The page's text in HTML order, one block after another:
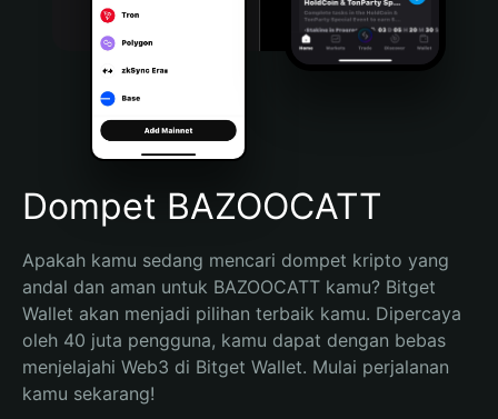
Português (Brasil)
Español (Argentina)
Dompet BAZOOCATT
Apakah kamu sedang mencari dompet kripto yang
andal dan aman untuk BAZOOCATT kamu? Bitget
Wallet akan menjadi pilihan terbaik kamu. Dipercaya
oleh 40 juta pengguna, kamu dapat dengan bebas
menjelajahi Web3 di Bitget Wallet. Mulai perjalanan
kamu sekarang!